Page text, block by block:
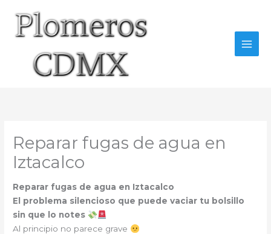
contenido
Reparar fugas de agua en
Iztacalco
Reparar fugas de agua en Iztacalco
El problema silencioso que puede vaciar tu bolsillo
sin que lo notes
Al principio no parece grave